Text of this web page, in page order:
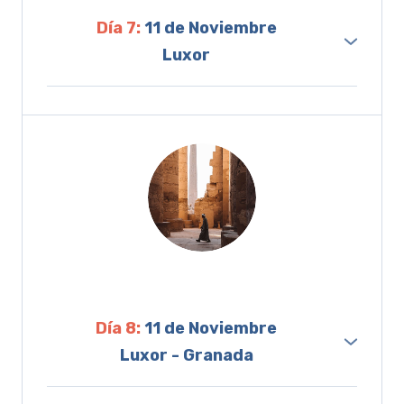
Cuando termine la visita, toca navegar hacia
nuestro paso por Esna.
Pensión completa y noche a bordo
Día 7:11 de Noviembre
Luxor
Tras el desayuno, visita del templo de Luxor,
dedicado al dios Amón - Ra donde destaca la
Avda. de las Esfinges, el Obelisco con más de
25 metros de altura y las estatuas de Ramses
II y la Naos. Posteriormente visita del templo
de Karnak, impresionante templo donde se
han descubierto más de 18.000 estatuas
Día 8: 11 de Noviembre
Luxor - Granada
Después de un buen desayuno. A la hora